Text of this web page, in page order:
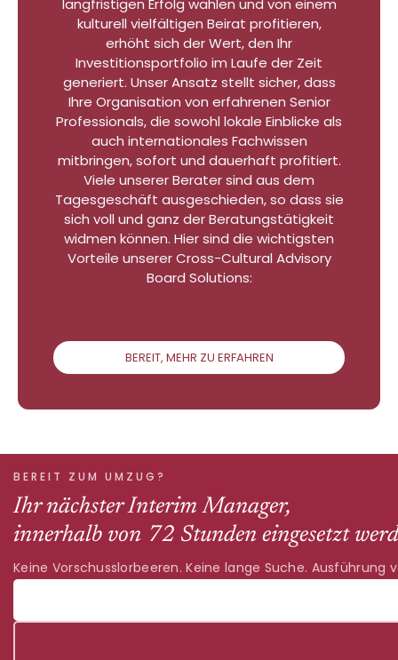
langfristigen Erfolg wählen und von einem
kulturell vielfältigen Beirat profitieren,
erhöht sich der Wert, den Ihr
Investitionsportfolio im Laufe der Zeit
generiert. Unser Ansatz stellt sicher, dass
Ihre Organisation von erfahrenen Senior
Professionals, die sowohl lokale Einblicke als
auch internationales Fachwissen
mitbringen, sofort und dauerhaft profitiert.
Viele unserer Berater sind aus dem
Tagesgeschäft ausgeschieden, so dass sie
sich voll und ganz der Beratungstätigkeit
widmen können. Hier sind die wichtigsten
Vorteile unserer Cross-Cultural Advisory
Board Solutions:
BEREIT, MEHR ZU ERFAHREN
BEREIT ZUM UMZUG?
Ihr nächster Interim Manager,
innerhalb von 72 Stunden eingesetzt
Keine Vorschusslorbeeren. Keine lange Suche. Ausführung